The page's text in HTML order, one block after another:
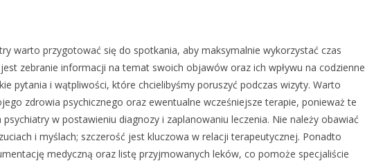
warto przygotować się do spotkania, aby maksymalnie wykorzystać czas
zebranie informacji na temat swoich objawów oraz ich wpływu na codzienne
pytania i wątpliwości, które chcielibyśmy poruszyć podczas wizyty. Warto
zdrowia psychicznego oraz ewentualne wcześniejsze terapie, ponieważ te
w postawieniu diagnozy i zaplanowaniu leczenia. Nie należy obawiać
i myślach; szczerość jest kluczowa w relacji terapeutycznej. Ponadto
medyczną oraz listę przyjmowanych leków, co pomoże specjaliście